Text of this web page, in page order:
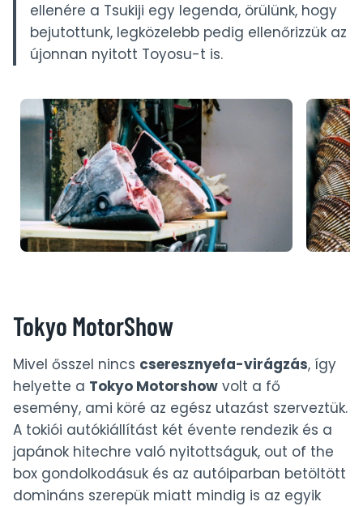
ellenére a Tsukiji egy legenda, örülünk, hogy
bejutottunk, legközelebb pedig ellenőrizzük az
újonnan nyitott Toyosu-t is.
Tokyo MotorShow
Mivel ősszel nincs cseresznyefa-virágzás, így
helyette a Tokyo Motorshow volt a fő
esemény, ami köré az egész utazást szerveztük.
A tokiói autókiállítást két évente rendezik és a
japánok hitechre való nyitottságuk, out of the
box gondolkodásuk és az autóiparban betöltött
domináns szerepük miatt mindig is az egyik